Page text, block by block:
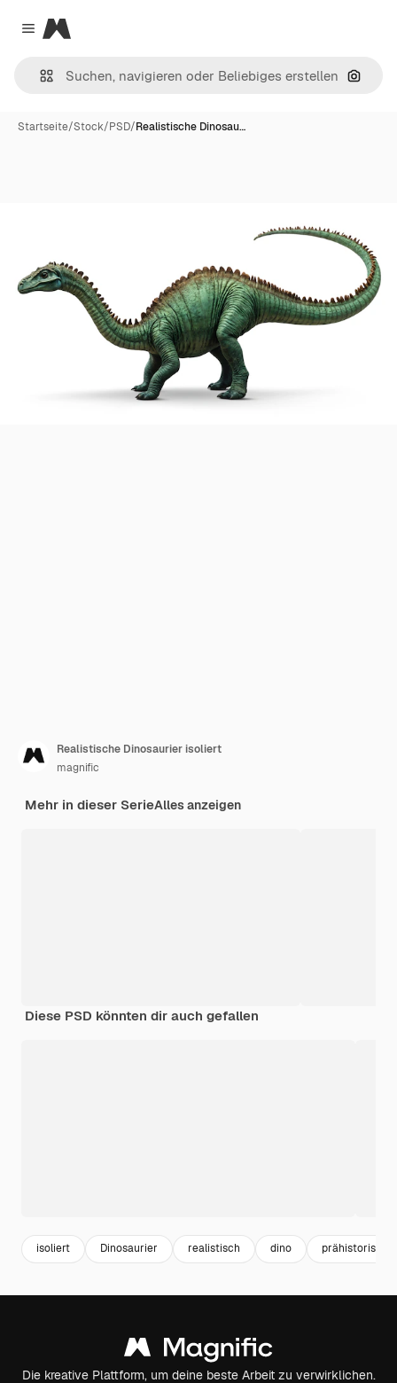
Close menu
Magnific
Nach
Startseite/Stock/PSD/Realistische Dinosau…
Realistische Dinosaurier isoliert
magnific
Mehr in dieser SerieAlles anzeigen
Diese PSD könnten dir auch gefallen
isoliert Dinosaurier realistisch dino
Die kreative Plattform, um deine beste Arbeit zu verwirklichen.